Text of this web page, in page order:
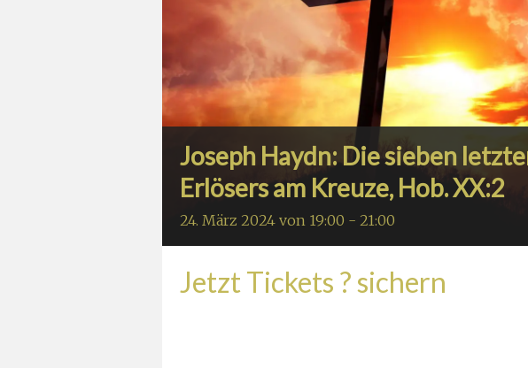
Joseph Haydn: Die sieben
Erlösers am Kreuze, Hob. XX:2
24. März 2024 von 19:00 - 21:00
Jetzt Tickets ? sichern